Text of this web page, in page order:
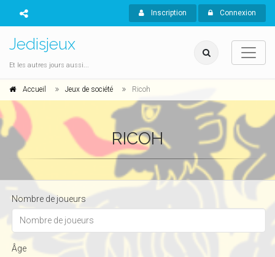
Inscription Connexion
Jedisjeux
Et les autres jours aussi...
Accueil Jeux de société Ricoh
RICOH
Nombre de joueurs
Âge